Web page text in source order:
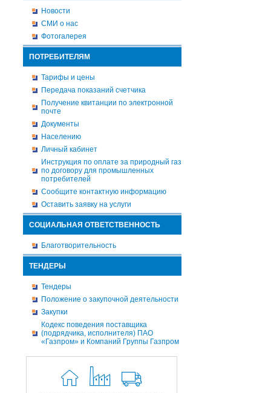
Новости
СМИ о нас
Фотогалерея
ПОТРЕБИТЕЛЯМ
Тарифы и цены
Передача показаний счетчика
Получение квитанции по электронной
почте
Документы
Населению
Личный кабинет
Инструкция по оплате за природный газ
по договору для промышленных
потребителей
Сообщите контактную информацию
Оставить заявку на услуги
СОЦИАЛЬНАЯ ОТВЕТСТВЕННОСТЬ
Благотворительность
ТЕНДЕРЫ
Тендеры
Положение о закупочной деятельности
Закупки
Кодекс поведения поставщика
(подрядчика, исполнителя) ПАО
«Газпром» и Компаний Группы Газпром